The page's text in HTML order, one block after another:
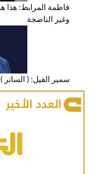
فاطمة المرابط: هذا هو
وغير الناضجة
سمير الفيل: ( الساتر
العدد الأخير